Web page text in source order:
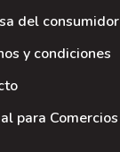
del consumidor
y condiciones
para Comercios